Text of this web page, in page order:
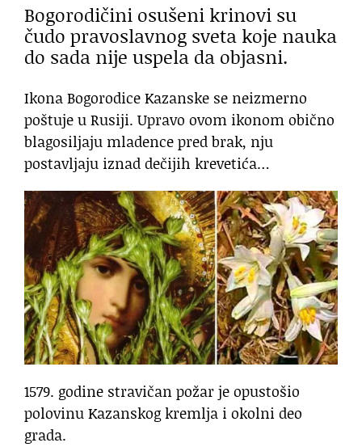
Bogorodičini osušeni krinovi su
čudo pravoslavnog sveta koje nauka
do sada nije uspela da objasni.
Ikona Bogorodice Kazanske se neizmerno
poštuje u Rusiji. Upravo ovom ikonom obično
blagosiljaju mladence pred brak, nju
postavljaju iznad dečijih krevetića…
1579. godine stravičan požar je opustošio
polovinu Kazanskog kremlja i okolni deo
grada.